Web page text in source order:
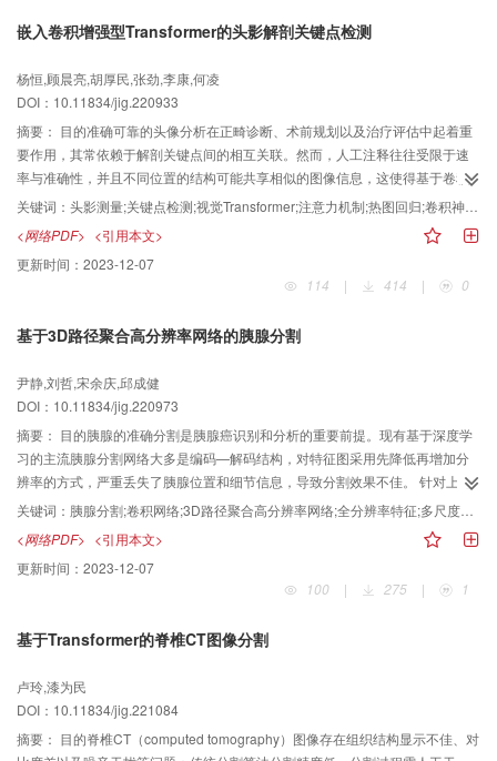
的信息无损失地向高层传递，提高处于图像块边界的肾小球目标的分割精度；
采用特征复用的概率累积滑窗策略，同时提高了分割精度和效率。结果在小鼠
肾脏细胞切片和HuBMAP（human biomolecular atlas program）人体肾脏数
据上，本文方法提高了分割精度，并使预测速度提高50%左右。结论对于全染
色肾脏切片的肾小球分割问题，多粒度上下文特征和增广路径边界补零策略解
决了边界区域肾小球目标分割困难、分割精度低的问题，并通过概率累积滑窗
策略提高分割速度，相较传统的分割方法有更优秀的性能。
嵌入卷积增强型Transformer的头影解剖关键点检测
杨恒,顾晨亮,胡厚民,张劲,李康,何凌
DOI：10.11834/jig.220933
摘要： 目的准确可靠的头像分析在正畸诊断、术前规划以及治疗评估中起着重
要作用，其常依赖于解剖关键点间的相互关联。然而，人工注释往往受限于速
率与准确性，并且不同位置的结构可能共享相似的图像信息，这使得基于卷积
神经网络的方法难有较高的精度。Transformer在长期依赖性建模方面具有优
势，这对确认关键点的位置信息有所帮助，因此开发一种结合Transformer的头
影关键点自动检测算法具有重要意义。方法本文提出一种基于卷积增强型
Transformer的U型架构用于侧位头影关键点定位，并将其命名为
CETransNet（convolutional enhanced Transformer network）。通过改进
留了卷积神经网络获取局部信息的能力。此外，为更好地回归预测热图，提出
到更多关注，并抑制远处像素的损失。结果在2个测试集上， CETransNet分别
实现了1.09 mm和1.39 mm的定位误差值，并且2 mm内精度达到了87.19%和
76.08%。此外，测试集1中共有9个标志点达到了100%的4 mm检测精度，同时
多达12个点获得了90%以上的2 mm检测精度；测试集2中，尽管只有9个点满
足90%的2 mm检测精度，但4 mm范围内有10个点被完全检测。结论
CETransNet能够快速、准确且具备鲁棒性地检测出解剖点的位置，性能优于目
关键词： 头影测量;关键点检测;视觉Transformer;注意力机制;热图回归;卷积神经网络（CNN）
<网络PDF> <引用本文>
更新时间： 2023-12-07
114
| 414 | 0
基于3D路径聚合高分辨率网络的胰腺分割
尹静,刘哲,宋余庆,邱成健
DOI：10.11834/jig.220973
摘要： 目的胰腺的准确分割是胰腺癌识别和分析的重要前提。现有基于深度学
习的主流胰腺分割网络大多是编码—解码结构，对特征图采用先降低再增加分
辨率的方式，严重丢失了胰腺位置和细节信息，导致分割效果不佳。 针对上述
问题，提出了基于3D路径聚合高分辨率网络的胰腺分割方法。方法首先，为了
捕获更多3D特征上下文信息，将高分辨率网络中的2D运算拓展为3D运算；其
次，提出全分辨特征路径聚合模块，利用连续非线性变换缩小全分辨率输入图
像与分割头网络输出特征语义差异的同时，减少茎网络下采样丢失的位置和细
节信息对分割结果的影响；最后，提出多尺度特征路径聚合模块，利用渐进自
失。结果在公开胰腺数据集上，提出方法在Dice系数（Dice similarity
（precision）和召回率（recall）上相比3D高分辨率网络（3D high-resolution
net， 3DHRNet）分别提升了1.41%、2.09%、2.35%和0.49%，相比具有代表
性编码—解码结构的胰腺分割方法，取得了更高的分割精度。结论本文提出的
关键词： 胰腺分割;卷积网络;3D路径聚合高分辨率网络;全分辨率特征;多尺度特征
<网络PDF> <引用本文>
更新时间： 2023-12-07
100
| 275 | 1
基于Transformer的脊椎CT图像分割
卢玲,漆为民
DOI：10.11834/jig.221084
摘要： 目的脊椎CT（computed tomography）图像存在组织结构显示不佳、对